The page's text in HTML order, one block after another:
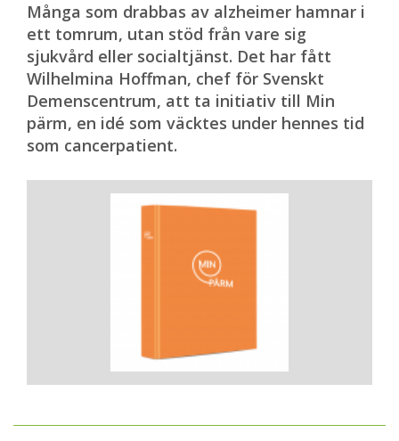
Många som drabbas av alzheimer hamnar i
ett tomrum, utan stöd från vare sig
sjukvård eller socialtjänst. Det har fått
Wilhelmina Hoffman, chef för Svenskt
Demenscentrum, att ta initiativ till Min
pärm, en idé som väcktes under hennes tid
som cancerpatient.